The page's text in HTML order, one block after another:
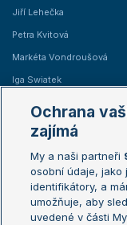
Jiří Lehečka
Petra Kvitová
Markéta Vondroušová
Iga Swiatek
Žebříčky
Žebříček ATP (muži)
Žebříček WTA (ženy)
Sázkařský žebříček
Ochrana
zajímá
My a naši partneři
osobní údaje, jako
identifikátory, a
umožňuje, aby
uvedené v části